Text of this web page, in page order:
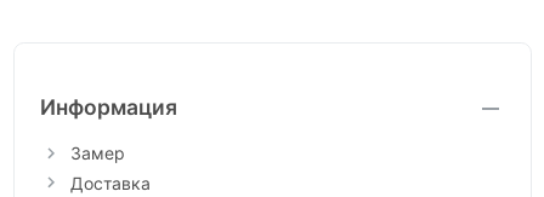
Информация
Замер
Доставка